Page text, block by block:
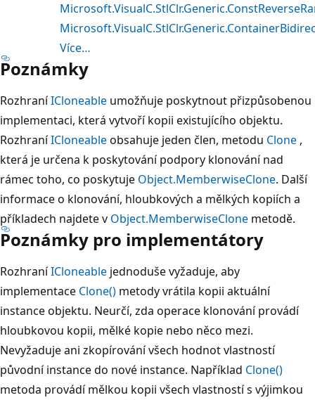
Více…
Poznámky
RozhraníICloneable umožňuje poskytnout přizpůsobenou
implementaci, která vytvoří kopii existujícího objektu.
RozhraníICloneableobsahuje jeden člen, metodu Clone ,
která je určena k poskytování podpory klonování nad
rámec toho, co poskytuje Object.MemberwiseClone. Další
informace o klonování, hloubkových a mělkých kopiích a
příkladech najdete v Object.MemberwiseClone metodě.
Poznámky pro implementátory
RozhraníICloneable jednoduše vyžaduje, aby
implementace Clone() metody vrátila kopii aktuální
instance objektu. Neurčí, zda operace klonování provádí
hloubkovou kopii, mělké kopie nebo něco mezi.
Nevyžaduje ani zkopírování všech hodnot vlastností
původní instance do nové instance. Například Clone()
metoda provádí mělkou kopii všech vlastností s výjimkou